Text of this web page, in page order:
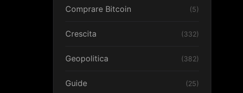
Comprare Bitcoin (5)
Crescita (332)
Geopolitica (382)
Guide (25)